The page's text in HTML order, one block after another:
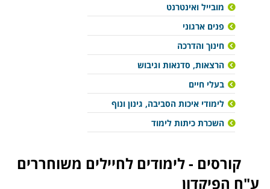
מובייל ואינטרנט
פנים ארגוני
חינוך והדרכה
הרצאות, סדנאות וגיבוש
בעלי חיים
לימודי איכות הסביבה, גינון ונוף
השכרת כיתות לימוד
קורסים - לימודים לחיילים משוחררים
ע"ח הפיקדון